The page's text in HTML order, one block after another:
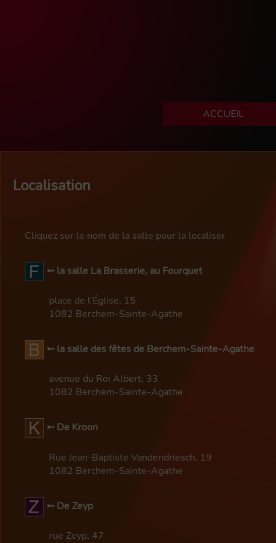
ACCUEIL
Localisation
Cliquez sur le nom de la salle pour la localiser
la salle La Brasserie, au Fourquet
place de l’Église, 15
1082 Berchem-Sainte-Agathe
la salle des fêtes de Berchem-Sainte-Agathe
avenue du Roi Albert, 33
1082 Berchem-Sainte-Agathe
De Kroon
Rue Jean-Baptiste Vandendriesch, 19
1082 Berchem-Sainte-Agathe
De Zeyp
rue Zeyp, 47